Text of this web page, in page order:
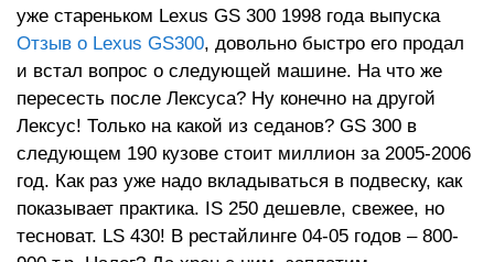
Двигатель
5
уже стареньком Lexus GS 300 1998 года выпуска
Отзыв о Lexus GS300, довольно быстро его продал
и встал вопрос о следующей машине. На что же
пересесть после Лексуса? Ну конечно на другой
Лексус! Только на какой из седанов? GS 300 в
следующем 190 кузове стоит миллион за 2005-2006
год. Как раз уже надо вкладываться в подвеску, как
показывает практика. IS 250 дешевле, свежее, но
тесноват. LS 430! В рестайлинге 04-05 годов – 800-